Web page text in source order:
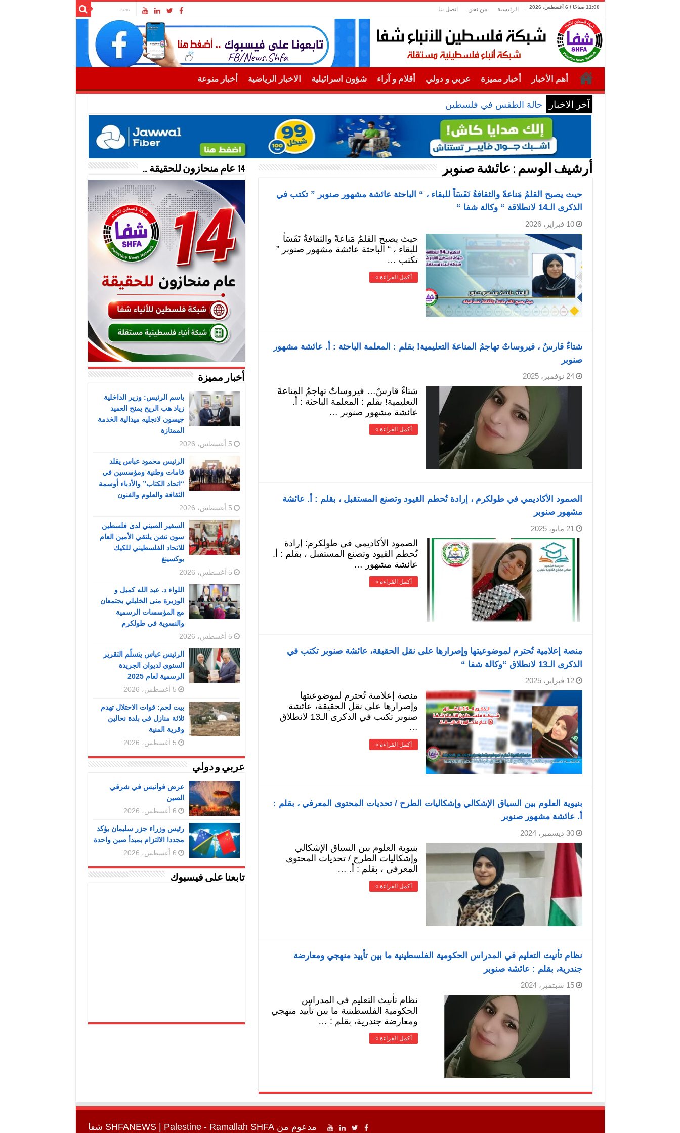
11:00 صباحًا / 6 أغسطس، 2026 الرئيسية من نحن اتصل بنا
أهم الأخبار أخبار مميزة عربي و دولي أقلام و آراء شؤون اسرائيلية الاخبار الرياضية أخبار منوعة
آخر الاخبار حالة الطقس في فلسطين
أرشيف الوسم : عائشة صنوبر
حيث يصبح القلمُ مَناعةً والثقافةُ نَفَسَاً للبقاء ، “ الباحثة عائشة مشهور صنوبر ” تكتب في
الذكرى الـ14 لانطلاقة “ وكالة شفا “
10 فبراير، 2026
حيث يصبح القلمُ مَناعةً والثقافةُ نَفَسَاً
للبقاء ، “ الباحثة عائشة مشهور صنوبر ”
تكتب …
أكمل القراءة »
شتاءٌ قارسٌ ، فيروساتٌ تهاجمُ المناعةَ التعليمية! بقلم : المعلمة الباحثة : أ. عائشة مشهور
صنوبر
24 نوفمبر، 2025
شتاءٌ قارسٌ… فيروساتٌ تهاجمُ المناعةَ
التعليمية! بقلم : المعلمة الباحثة : أ.
عائشة مشهور صنوبر …
أكمل القراءة »
الصمود الأكاديمي في طولكرم ، إرادة تُحطم القيود وتصنع المستقبل ، بقلم : أ. عائشة
مشهور صنوبر
21 مايو، 2025
الصمود الأكاديمي في طولكرم: إرادة
تُحطم القيود وتصنع المستقبل ، بقلم : أ.
عائشة مشهور …
أكمل القراءة »
منصة إعلامية تُحترم لموضوعيتها وإصرارها على نقل الحقيقة، عائشة صنوبر تكتب في
الذكرى الـ13 لانطلاق “وكالة شفا “
12 فبراير، 2025
منصة إعلامية تُحترم لموضوعيتها
وإصرارها على نقل الحقيقة، عائشة
صنوبر تكتب في الذكرى الـ13 لانطلاق
…
أكمل القراءة »
بنيوية العلوم بين السياق الإشكالي وإشكاليات الطرح / تحديات المحتوى المعرفي ، بقلم :
أ. عائشة مشهور صنوبر
30 ديسمبر، 2024
بنيوية العلوم بين السياق الإشكالي
وإشكاليات الطرح / تحديات المحتوى
المعرفي ، بقلم : أ. …
أكمل القراءة »
نظام تأنيث التعليم في المدراس الحكومية الفلسطينية ما بين تأييد منهجي ومعارضة
جندرية، بقلم : عائشة صنوبر
15 سبتمبر، 2024
نظام تأنيث التعليم في المدراس
الحكومية الفلسطينية ما بين تأييد منهجي
ومعارضة جندرية، بقلم : …
أكمل القراءة »
14 عام منحازون للحقيقة …
أخبار مميزة
باسم الرئيس: وزير الداخلية
زياد هب الريح يمنح العميد
جيسون لانجليه ميدالية الخدمة
الممتازة
5 أغسطس، 2026
الرئيس محمود عباس يقلد
قامات وطنية ومؤسسين في
“اتحاد الكتاب” والأدباء أوسمة
الثقافة والعلوم والفنون
5 أغسطس، 2026
السفير الصيني لدى فلسطين
سون تشن يلتقي الأمين العام
للاتحاد الفلسطيني للكيك
بوكسينغ
5 أغسطس، 2026
اللواء د. عبد الله كميل و
الوزيرة منى الخليلي يجتمعان
مع المؤسسات الرسمية
والنسوية في طولكرم
5 أغسطس، 2026
الرئيس عباس يتسلّم التقرير
السنوي لديوان الجريدة
الرسمية لعام 2025
5 أغسطس، 2026
بيت لحم: قوات الاحتلال تهدم
ثلاثة منازل في بلدة نحالين
وقرية المنية
5 أغسطس، 2026
عربي و دولي
عرض فوانيس في شرقي
الصين
6 أغسطس، 2026
رئيس وزراء جزر سليمان يؤكد
مجددا الالتزام بمبدأ صين واحدة
6 أغسطس، 2026
تابعنا على فيسبوك
مدعوم من SHFANEWS| Palestine - Ramallah SHFA شفا